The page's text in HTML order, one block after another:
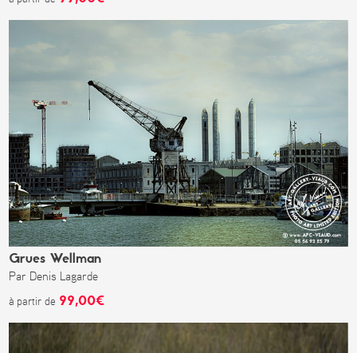
Grues Wellman
Par Denis Lagarde
à partir de 99,00€